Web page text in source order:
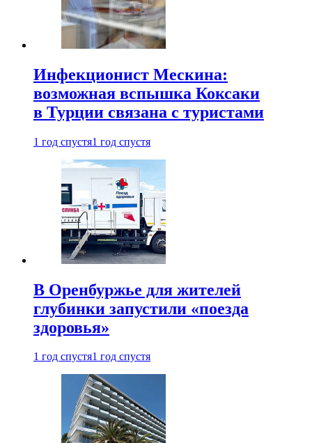
Инфекционист Мескина:
возможная вспышка Коксаки
в Турции связана с туристами
1 год спустя1 год спустя
В Оренбуржье для жителей
глубинки запустили «поезда
здоровья»
1 год спустя1 год спустя